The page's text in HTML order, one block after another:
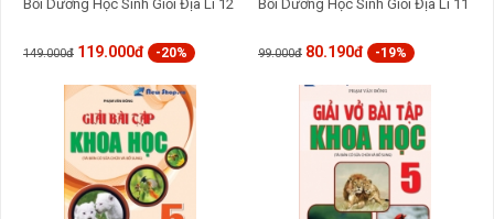
Bồi Dưỡng Học Sinh Giỏi Địa Lí 12
149.000đ 119.000đ -20%
Bồi Dưỡng Học Sinh Giỏi Địa Lí 11
99.000đ 80.190đ -19%